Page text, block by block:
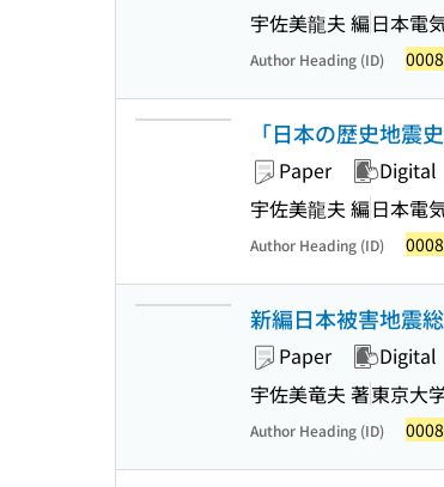
宇佐美龍夫 編日本電
Author Heading (ID)
「日本の歴史地震
Paper Digital
宇佐美龍夫 編日本電
Author Heading (ID)
新編日本被害地震
Paper Digital
宇佐美竜夫 著東京大
Author Heading (ID)